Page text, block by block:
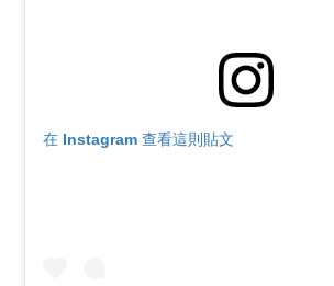
在 Instagram 查看這則貼文